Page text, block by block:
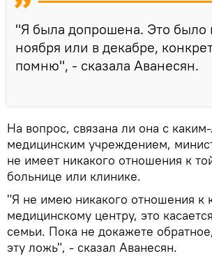
"Я была допрошена. Это было
ноября или в декабре,
помню", - сказала Аванесян.
На вопрос, связана ли она с
медицинским учреждением,
не имеет никакого отношения к
больнице или клинике.
"Я не имею никакого отношения к
медицинскому центру, это
семьи. Пока не докажете
эту ложь", - сказал Аванесян.